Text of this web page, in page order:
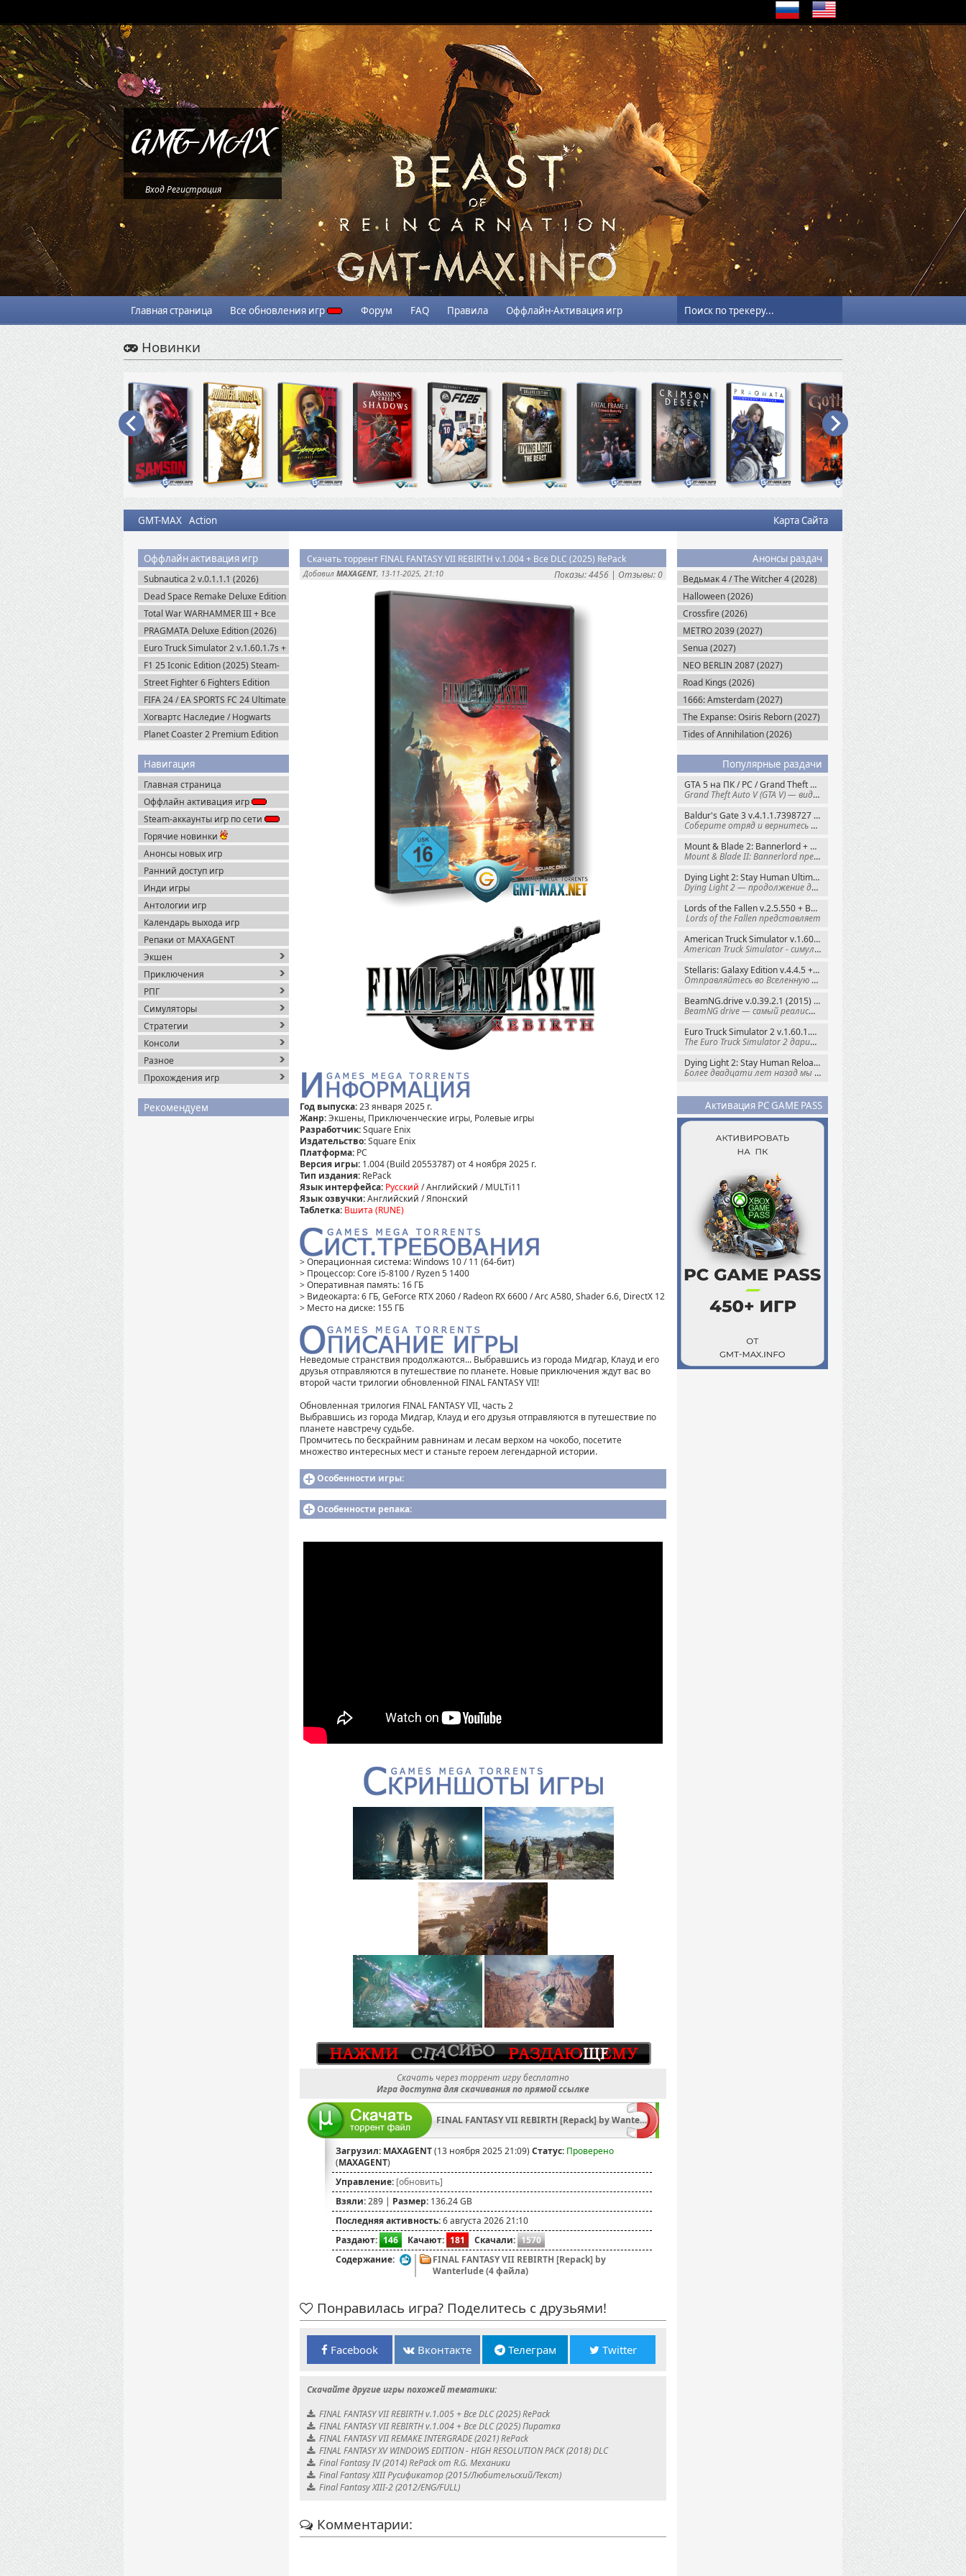
ВходРегистрация
Главная страница Все обновления игр Форум FAQ Правила Оффлайн-Активация игр
Новинки
GMT-MAX Action Карта Сайта
Анонсы раздач
Ведьмак 4 / The Witcher 4 (2028)
Halloween (2026)
Crossfire (2026)
METRO 2039 (2027)
Senua (2027)
NEO BERLIN 2087 (2027)
Road Kings (2026)
1666: Amsterdam (2027)
The Expanse: Osiris Reborn (2027)
Tides of Annihilation (2026)
Популярные раздачи
GTA 5 на ПК / PC / Grand Theft Auto V: Premium Edition (2015) Steam-Rip
Grand Theft Auto V (GTA V) — видеоигра из
Baldur's Gate 3 v.4.1.1.7398727 + Все DLC (2023) GOG-Rip
Соберите отряд и вернитесь в Забытые
Mount & Blade 2: Bannerlord + War Sails v.1.4.7.117484 (2025) GOG
Mount & Blade II: Bannerlord представляет
Dying Light 2: Stay Human Ultimate Edition v.1.29.0 + Все DLC (2022) Пиратка
Dying Light 2 — продолжение динамичного
Lords of the Fallen v.2.5.550 + Все DLC (2023) Пиратка
Lords of the Fallen представляет
American Truck Simulator v.1.60.1.8s + Все DLC (2016) Пиратка
American Truck Simulator - симулятор
Stellaris: Galaxy Edition v.4.4.5 + Все DLC (2016) Пиратка
Отправляйтесь во Вселенную полную чудес и
BeamNG.drive v.0.39.2.1 (2015) RePack
BeamNG drive — самый реалистичный
Euro Truck Simulator 2 v.1.60.1.7s + Все DLC (2012) Пиратка
The Euro Truck Simulator 2 дарит вам опыт
Dying Light 2: Stay Human Reloaded Edition v.1.28.3 + Все DLC (2022) RePack
Более двадцати лет назад мы пытались
Активация PC GAME PASS
Оффлайн активация игр
Subnautica 2 v.0.1.1.1 (2026)
Пиратка
Dead Space Remake Deluxe Edition
(2023) Пиратка
Total War WARHAMMER III + Все
DLC (2022-2025) Steam-Rip
PRAGMATA Deluxe Edition (2026)
Пиратка
Euro Truck Simulator 2 v.1.60.1.7s +
Все DLC (2012) Пиратка
F1 25 Iconic Edition (2025) Steam-
Rip
Street Fighter 6 Fighters Edition
(2023) Steam-Rip
FIFA 24 / EA SPORTS FC 24 Ultimate
Edition (2023) EA-Rip
Хогвартс Наследие / Hogwarts
Legacy Deluxe Edition (2023)
RePack
Planet Coaster 2 Premium Edition
Навигация
Главная страница
Оффлайн активация игр
Steam-аккаунты игр по сети
Горячие новинки
Анонсы новых игр
Ранний доступ игр
Инди игры
Антологии игр
Календарь выхода игр
Репаки от MAXAGENT
Экшен
Приключения
РПГ
Симуляторы
Стратегии
Консоли
Разное
Прохождения игр
Рекомендуем
Скачать торрент FINAL FANTASY VII REBIRTH v.1.004 + Все DLC (2025) RePack
Показы: 4456 | Отзывы: 0
Добавил MAXAGENT, 13-11-2025, 21:10
Год выпуска:23 января 2025 г.
Жанр:Экшены, Приключенческие игры, Ролевые игры
Разработчик:Square Enix
Издательство:Square Enix
Платформа: РС
Версия игры: 1.004 (Build 20553787) от 4 ноября 2025 г.
Тип издания: RePack
Язык интерфейса: Русский / Английский / MULTi11
Язык озвучки:Английский / Японский
Таблетка: Вшита (RUNE)
> Операционная система: Windows 10 / 11 (64-бит)
> Процессор: Core i5-8100 / Ryzen 5 1400
> Оперативная память: 16 ГБ
> Видеокарта: 6 ГБ, GeForce RTX 2060 / Radeon RX 6600 / Arc A580, Shader 6.6, DirectX 12
> Место на диске: 155 ГБ
Неведомые странствия продолжаются... Выбравшись из города Мидгар, Клауд и его
друзья отправляются в путешествие по планете. Новые приключения ждут вас во
второй части трилогии обновленной FINAL FANTASY VII!
Обновленная трилогия FINAL FANTASY VII, часть 2
Выбравшись из города Мидгар, Клауд и его друзья отправляются в путешествие по
планете навстречу судьбе.
Промчитесь по бескрайним равнинам и лесам верхом на чокобо, посетите
множество интересных мест и станьте героем легендарной истории.
Особенности игры:
Особенности репака:
Скачать через торрент игру бесплатно
Игра доступна для скачивания по прямой ссылке
FINAL FANTASY VII REBIRTH [Repack] by Wanterlude.torrent
Загрузил: MAXAGENT(13 ноября 2025 21:09) Статус: Проверено
(MAXAGENT)
Управление: [обновить]
Взяли:289 | Размер: 136.24 GB
Последняя активность:6 августа 2026 21:10
Раздают: 146 Качают: 181 Скачали: 1570
Содержание:
FINAL FANTASY VII REBIRTH [Repack] by
Wanterlude (4 файла)
Понравилась игра? Поделитесь с друзьями!
Facebook Вконтакте Телеграм Twitter
Скачайте другие игры похожей тематики:
FINAL FANTASY VII REBIRTH v.1.005 + Все DLC (2025) RePack
FINAL FANTASY VII REBIRTH v.1.004 + Все DLC (2025) Пиратка
FINAL FANTASY VII REMAKE INTERGRADE (2021) RePack
FINAL FANTASY XV WINDOWS EDITION - HIGH RESOLUTION PACK (2018) DLC
Final Fantasy IV (2014) RePack от R.G. Механики
Final Fantasy XIII Русификатор (2015/Любительский/Текст)
Final Fantasy XIII-2 (2012/ENG/FULL)
Комментарии: